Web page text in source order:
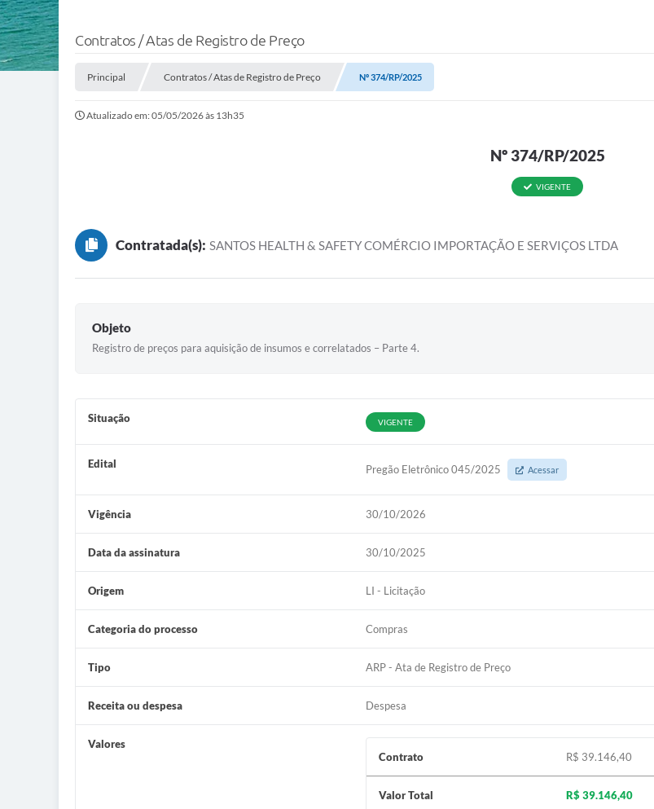
Contratos / Atas de Registro de Preço
Principal Contratos / Atas de Registro de Preço Nº 374/RP/2025
Atualizado em: 05/05/2026 às 13h35
Nº 374/RP/2025
VIGENTE
Contratada(s): SANTOS HEALTH & SAFETY COMÉRCIO IMPORTAÇÃO E SERVIÇOS LTDA
Objeto
Registro de preços para aquisição de insumos e correlatados – Parte 4.
Situação VIGENTE
Edital Pregão Eletrônico 045/2025 Acessar
Vigência 30/10/2026
Data da assinatura 30/10/2025
Origem LI - Licitação
Categoria do processo Compras
Tipo ARP - Ata de Registro de Preço
Receita ou despesa Despesa
Valores
Contrato
R$ 39.146,40
Valor Total R$ 39.146,40